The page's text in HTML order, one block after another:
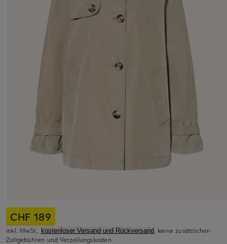
CHF 189
inkl. MwSt., kostenloser Versand und Rückversand, keine zusätzlichen
Zollgebühren und Verzollungskosten